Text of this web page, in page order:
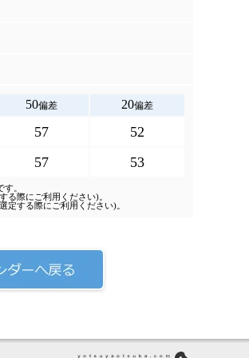
50偏差 20偏差
57 52
57 53
。
る際にご利用ください)。
定する際にご利用ください)。